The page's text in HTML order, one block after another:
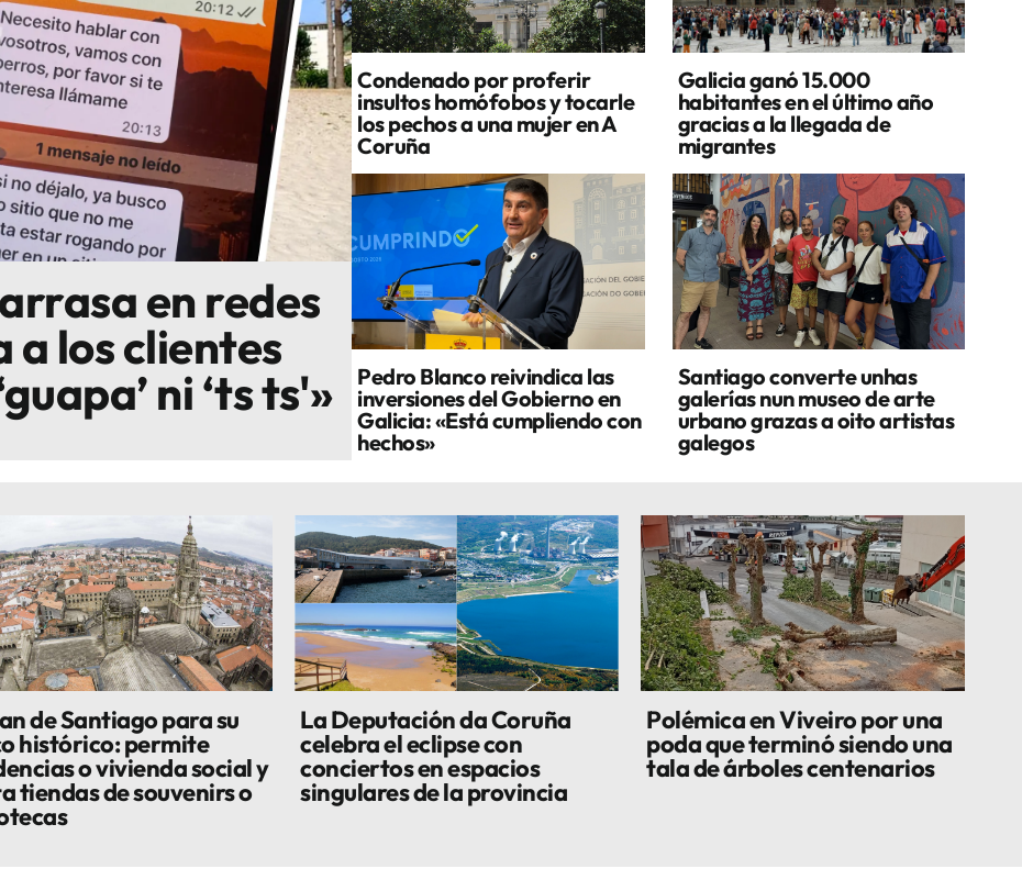
en redes
los clientes
ni ‘ts ts'»
Condenado por proferir
insultos homófobos y tocarle
los pechos a una mujer en A
Coruña
Galicia ganó 15.000
habitantes en el último año
gracias a la llegada de
migrantes
Pedro Blanco reivindica las
inversiones del Gobierno en
Galicia: «Está cumpliendo con
hechos»
Santiago converte unhas
galerías nun museo de arte
urbano grazas a oito artistas
galegos
de Santiago para su
histórico: permite
o vivienda social y
tiendas de souvenirs o
La Deputación da Coruña
celebra el eclipse con
conciertos en espacios
singulares de la provincia
Polémica en Viveiro por una
poda que terminó siendo una
tala de árboles centenarios